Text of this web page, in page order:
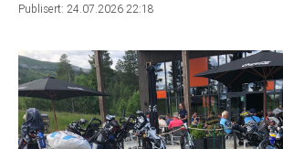
Publisert: 24.07.2026 22:18